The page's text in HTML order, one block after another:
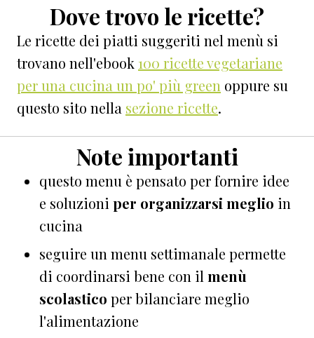
Dove trovo le ricette?
Le ricette dei piatti suggeriti nel menù si
trovano nell'ebook 100 ricette vegetariane
per una cucina un po' più green oppure su
questo sito nella sezione ricette.
Note importanti
questo menu è pensato per fornire idee
e soluzioni per organizzarsi meglio in
cucina
seguire un menu settimanale permette
di coordinarsi bene con il menù
scolastico per bilanciare meglio
l'alimentazione